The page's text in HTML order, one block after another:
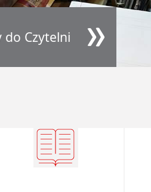
do Czytelni